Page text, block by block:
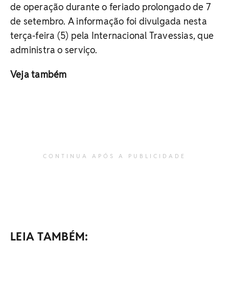
de operação durante o feriado prolongado de 7
de setembro. A informação foi divulgada nesta
terça-feira (5) pela Internacional Travessias, que
administra o serviço.
Veja também
CONTINUA APÓS A PUBLICIDADE
LEIA TAMBÉM: